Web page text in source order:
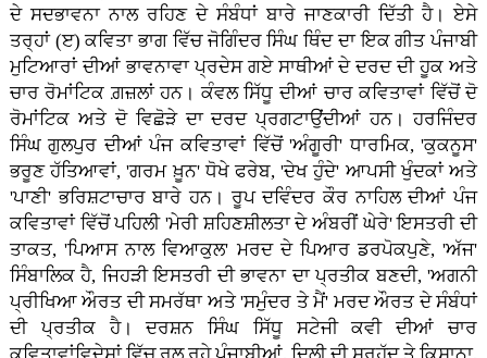
ਦੇ ਸਦਭਾਵਨਾ ਨਾਲ ਰਹਿਣ ਦੇ ਸੰਬੰਧਾਂ ਬਾਰੇ ਜਾਣਕਾਰੀ ਦਿੱਤੀ ਹੈ। ਏਸੇ
ਤਰ੍ਹਾਂ (ੲ) ਕਵਿਤਾ ਭਾਗ ਵਿੱਚ ਜੋਗਿੰਦਰ ਸਿੰਘ ਥਿੰਦ ਦਾ ਇਕ ਗੀਤ ਪੰਜਾਬੀ
ਮੁਟਿਆਰਾਂ ਦੀਆਂ ਭਾਵਨਾਵਾ ਪ੍ਰਦੇਸ ਗਏ ਸਾਥੀਆਂ ਦੇ ਦਰਦ ਦੀ ਹੂਕ ਅਤੇ
ਚਾਰ ਰੋਮਾਂਟਿਕ ਗ਼ਜ਼ਲਾਂ ਹਨ। ਕੰਵਲ ਸਿੱਧੂ ਦੀਆਂ ਚਾਰ ਕਵਿਤਾਵਾਂ ਵਿੱਚੋਂ ਦੋ
ਰੋਮਾਂਟਿਕ ਅਤੇ ਦੋ ਵਿਛੋੜੇ ਦਾ ਦਰਦ ਪ੍ਰਗਟਾਉਂਦੀਆਂ ਹਨ। ਹਰਜਿੰਦਰ
ਸਿੰਘ ਗੁਲਪੁਰ ਦੀਆਂ ਪੰਜ ਕਵਿਤਾਵਾਂ ਵਿੱਚੋਂ 'ਅੰਗੂਰੀ' ਧਾਰਮਿਕ, 'ਕੁਕਨੂਸ'
ਭਰੂਣ ਹੱਤਿਆਵਾਂ, 'ਗਰਮ ਖ਼ੂਨ' ਧੋਖੇ ਫਰੇਬ, 'ਦੇਖ ਹੁੰਦੇ' ਆਪਸੀ ਖੁੰਦਕਾਂ ਅਤੇ
'ਪਾਣੀ' ਭਰਿਸ਼ਟਾਚਾਰ ਬਾਰੇ ਹਨ। ਰੂਪ ਦਵਿੰਦਰ ਕੌਰ ਨਾਹਿਲ ਦੀਆਂ ਪੰਜ
ਕਵਿਤਾਵਾਂ ਵਿੱਚੋਂ ਪਹਿਲੀ 'ਮੇਰੀ ਸ਼ਹਿਣਸ਼ੀਲਤਾ ਦੇ ਅੰਬਰੀਂ ਘੇਰੇ' ਇਸਤਰੀ ਦੀ
ਤਾਕਤ, 'ਪਿਆਸ ਨਾਲ ਵਿਆਕੁਲ' ਮਰਦ ਦੇ ਪਿਆਰ ਡਰਪੋਕਪੁਣੇ, 'ਅੱਜ'
ਸਿੰਬਾਲਿਕ ਹੈ, ਜਿਹੜੀ ਇਸਤਰੀ ਦੀ ਭਾਵਨਾ ਦਾ ਪ੍ਰਤੀਕ ਬਣਦੀ, 'ਅਗਨੀ
ਪ੍ਰੀਖਿਆ ਔਰਤ ਦੀ ਸਮਰੱਥਾ ਅਤੇ 'ਸਮੁੰਦਰ ਤੇ ਮੈਂ' ਮਰਦ ਔਰਤ ਦੇ ਸੰਬੰਧਾਂ
ਦੀ ਪ੍ਰਤੀਕ ਹੈ। ਦਰਸ਼ਨ ਸਿੰਘ ਸਿੱਧੂ ਸਟੇਜੀ ਕਵੀ ਦੀਆਂ ਚਾਰ